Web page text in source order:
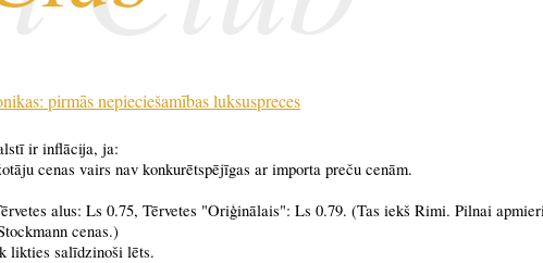
pirmās nepieciešamības luksuspreces
ir inflācija, ja:
cenas vairs nav konkurētspējīgas ar importa preču cenām.
alus: Ls 0.75, Tērvetes "Oriģinālais": Ls 0.79. (Tas iekš Rimi. Pilnai
cenas.)
likties salīdzinoši lēts.